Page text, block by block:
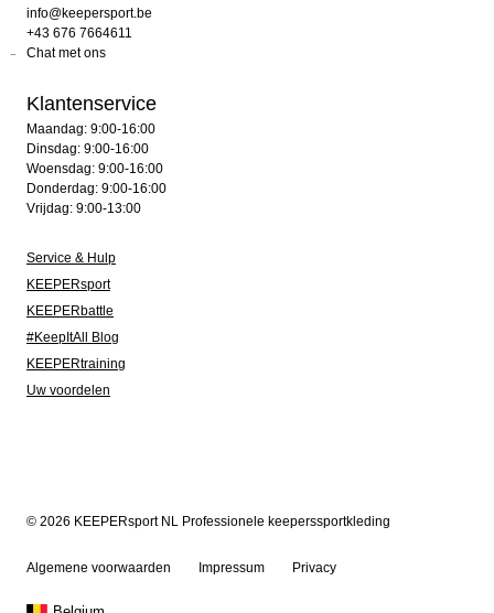
info@keepersport.be
+43 676 7664611
Chat met ons
Klantenservice
Maandag: 9:00-16:00
Dinsdag: 9:00-16:00
Woensdag: 9:00-16:00
Donderdag: 9:00-16:00
Vrijdag: 9:00-13:00
Service & Hulp
KEEPERsport
KEEPERbattle
#KeepItAll Blog
KEEPERtraining
Uw voordelen
© 2026 KEEPERsport NL Professionele keeperssportkleding
Algemene voorwaarden Impressum Privacy